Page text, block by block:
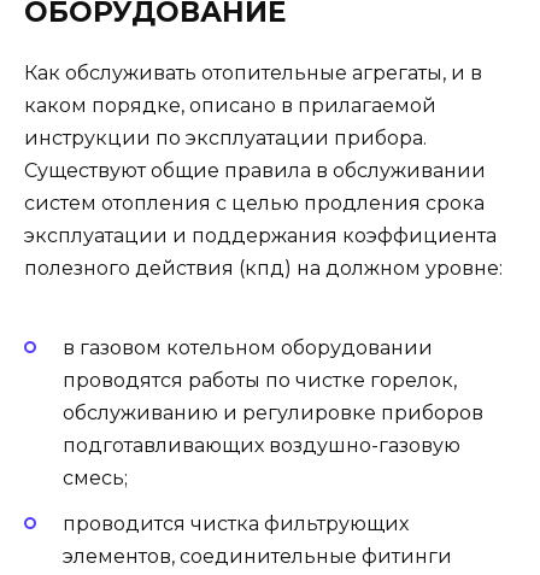
ОБОРУДОВАНИЕ
Как обслуживать отопительные агрегаты, и в
каком порядке, описано в прилагаемой
инструкции по эксплуатации прибора.
Существуют общие правила в обслуживании
систем отопления с целью продления срока
эксплуатации и поддержания коэффициента
полезного действия (кпд) на должном уровне:
в газовом котельном оборудовании
проводятся работы по чистке горелок,
обслуживанию и регулировке приборов
подготавливающих воздушно-газовую
смесь;
проводится чистка фильтрующих
элементов, соединительные фитинги